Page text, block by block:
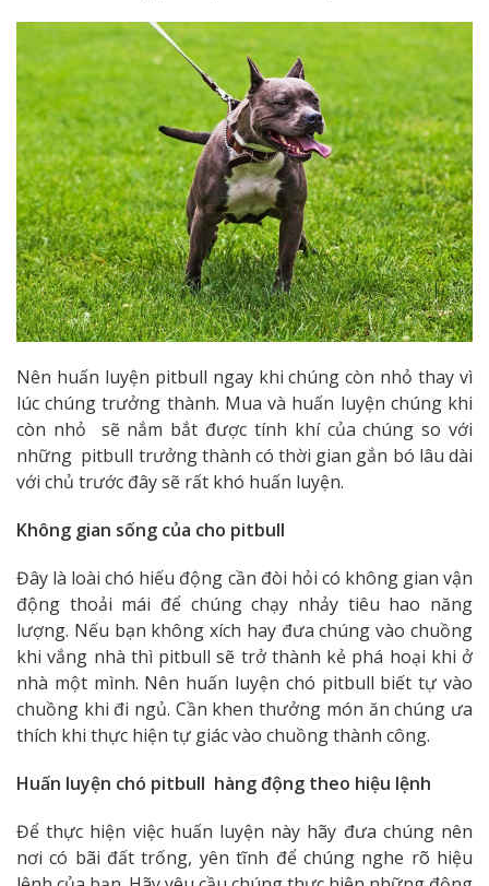
Nên huấn luyện pitbull ngay khi chúng còn nhỏ thay vì
lúc chúng trưởng thành. Mua và huấn luyện chúng khi
còn nhỏ sẽ nắm bắt được tính khí của chúng so với
những pitbull trưởng thành có thời gian gắn bó lâu dài
với chủ trước đây sẽ rất khó huấn luyện.
Không gian sống của cho pitbull
Đây là loài chó hiếu động cần đòi hỏi có không gian vận
động thoải mái để chúng chạy nhảy tiêu hao năng
lượng. Nếu bạn không xích hay đưa chúng vào chuồng
khi vắng nhà thì pitbull sẽ trở thành kẻ phá hoại khi ở
nhà một mình. Nên huấn luyện chó pitbull biết tự vào
chuồng khi đi ngủ. Cần khen thưởng món ăn chúng ưa
thích khi thực hiện tự giác vào chuồng thành công.
Huấn luyện chó pitbull hàng động theo hiệu lệnh
Để thực hiện việc huấn luyện này hãy đưa chúng nên
nơi có bãi đất trống, yên tĩnh để chúng nghe rõ hiệu